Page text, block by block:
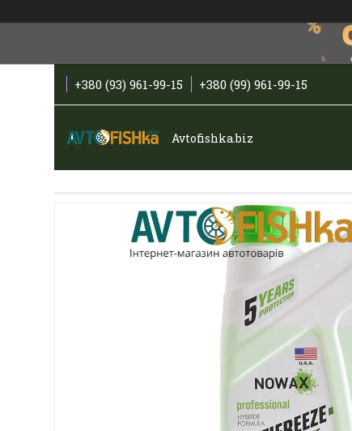
+380 (93) 961-99-15 +380 (99) 961-99-15
Avtofishka.biz